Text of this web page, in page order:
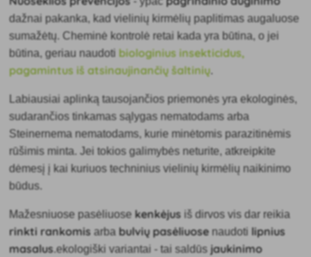
dažnai pakanka, kad vielinių kirmėlių paplitimas augaluose
sumažėtų. Cheminė kontrolė retai kada yra būtina, o jei
būtina, geriau naudoti biologinius insekticidus,
pagamintus iš atsinaujinančių šaltinių.
Labiausiaiaplinką tausojančios priemonės yra ekologinės,
sudarančios tinkamas sąlygas nematodams arba
Steinernema nematodams, kurie minėtomis parazitinėmis
rūšimis minta. Jei tokios galimybės neturite, atkreipkite
dėmesį į kai kuriuos techninius vielinių kirmėlių naikinimo
būdus.
Mažesniuose pasėliuose kenkėjusiš dirvos vis dar reikia
rinkti rankomisarba bulvių pasėliuosenaudoti lipnius
masalus.ekologiškivariantai - tai saldūs jaukinimo